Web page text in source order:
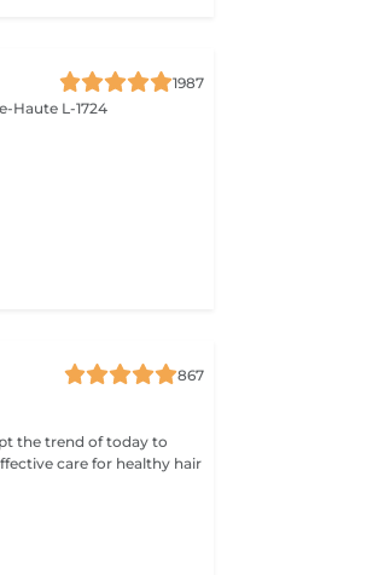
1987
Haute L-1724
867
the trend of today to
care for healthy hair